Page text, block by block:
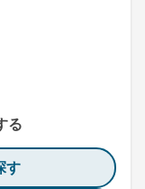
る
す